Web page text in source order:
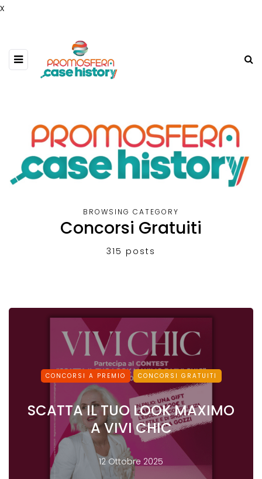
x
BROWSING CATEGORY
Concorsi Gratuiti
315 posts
CONCORSI A PREMIO CONCORSI GRATUITI
SCATTA IL TUO LOOK MAXIMO
A VIVI CHIC
12 Ottobre 2025